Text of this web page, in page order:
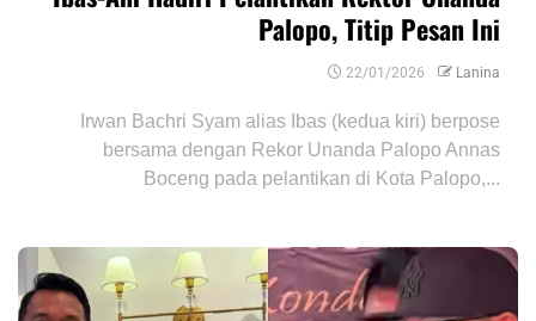
Palopo, Titip Pesan Ini
22/01/2026 Lanina
Irwan Bachri Syam alias Ibas (kedua kiri) berpose
bersama dengan Rekor Unanda Palopo Annas
Boceng pada pelantikan di Kota Palopo,...